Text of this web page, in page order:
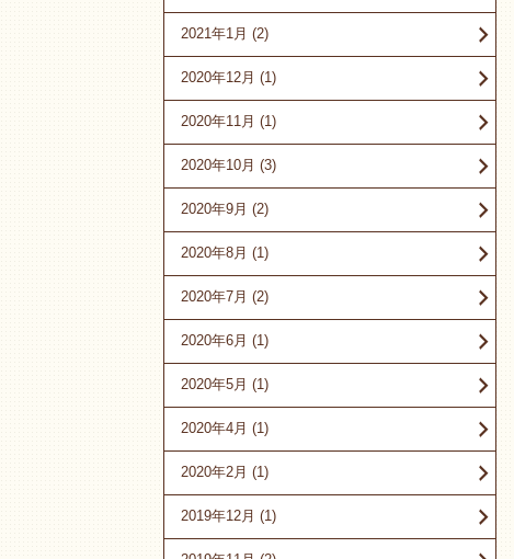
2021年1月 (2)
2020年12月 (1)
2020年11月 (1)
2020年10月 (3)
2020年9月 (2)
2020年8月 (1)
2020年7月 (2)
2020年6月 (1)
2020年5月 (1)
2020年4月 (1)
2020年2月 (1)
2019年12月 (1)